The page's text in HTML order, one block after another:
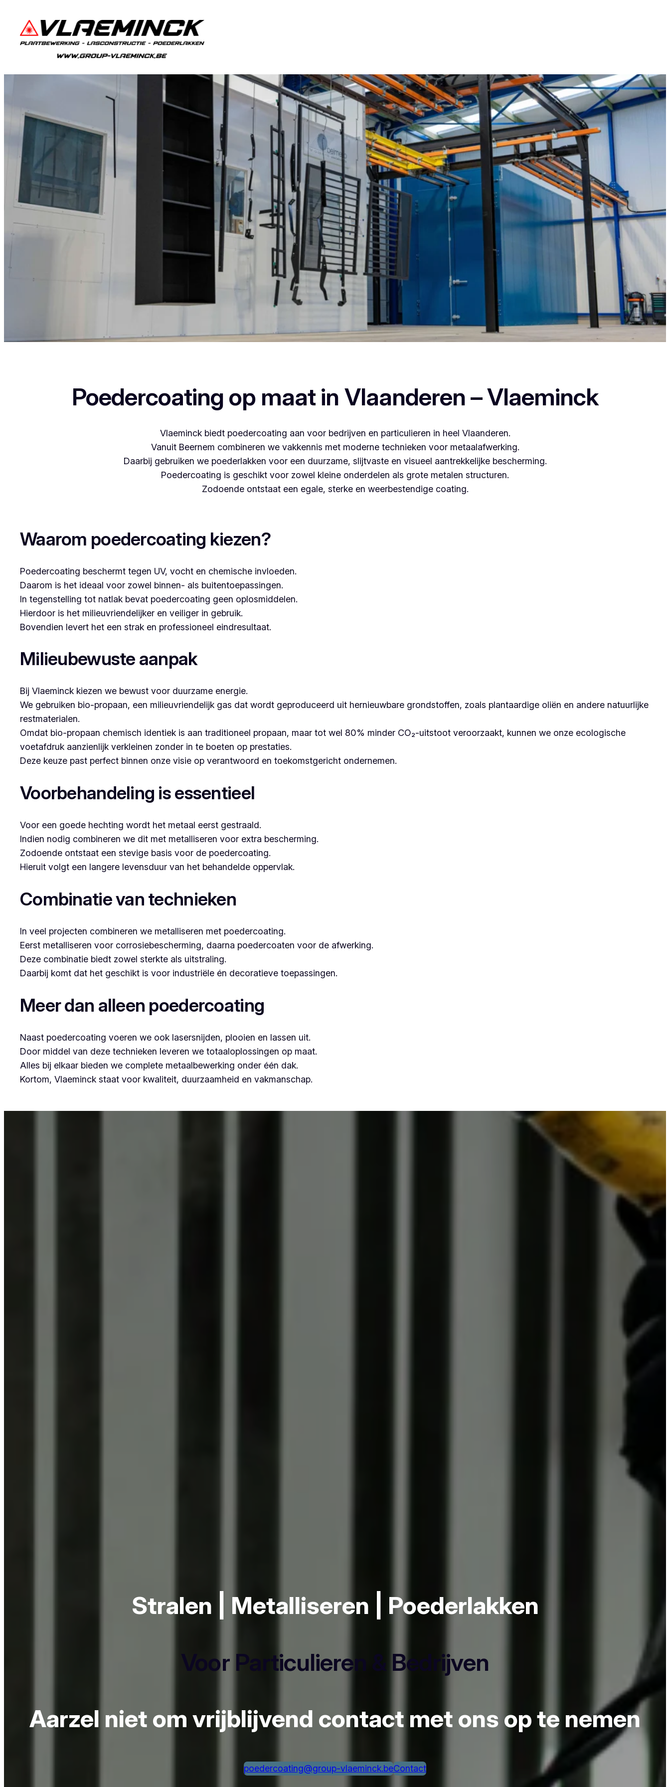
Poedercoating op maat in Vlaanderen – Vlaeminck
Vlaeminck biedt poedercoating aan voor bedrijven en particulieren in heel Vlaanderen.
Vanuit Beernem combineren we vakkennis met moderne technieken voor metaalafwerking.
Daarbij gebruiken we poederlakken voor een duurzame, slijtvaste en visueel aantrekkelijke bescherming.
Poedercoating is geschikt voor zowel kleine onderdelen als grote metalen structuren.
Zodoende ontstaat een egale, sterke en weerbestendige coating.
Waarom poedercoating kiezen?
Poedercoating beschermt tegen UV, vocht en chemische invloeden.
Daarom is het ideaal voor zowel binnen- als buitentoepassingen.
In tegenstelling tot natlak bevat poedercoating geen oplosmiddelen.
Hierdoor is het milieuvriendelijker en veiliger in gebruik.
Bovendien levert het een strak en professioneel eindresultaat.
Milieubewuste aanpak
Bij Vlaeminck kiezen we bewust voor duurzame energie.
We gebruiken bio-propaan, een milieuvriendelijk gas dat wordt geproduceerd uit hernieuwbare grondstoffen, zoals plantaardige oliën en andere natuurlijke
restmaterialen.
Omdat bio-propaan chemisch identiek is aan traditioneel propaan, maar tot wel 80% minder CO₂-uitstoot veroorzaakt, kunnen we onze ecologische
voetafdruk aanzienlijk verkleinen zonder in te boeten op prestaties.
Deze keuze past perfect binnen onze visie op verantwoord en toekomstgericht ondernemen.
Voorbehandeling is essentieel
Voor een goede hechting wordt het metaal eerst gestraald.
Indien nodig combineren we dit met metalliseren voor extra bescherming.
Zodoende ontstaat een stevige basis voor de poedercoating.
Hieruit volgt een langere levensduur van het behandelde oppervlak.
Combinatie van technieken
In veel projecten combineren we metalliseren met poedercoating.
Eerst metalliseren voor corrosiebescherming, daarna poedercoaten voor de afwerking.
Deze combinatie biedt zowel sterkte als uitstraling.
Daarbij komt dat het geschikt is voor industriële én decoratieve toepassingen.
Meer dan alleen poedercoating
Naast poedercoating voeren we ook lasersnijden, plooien en lassen uit.
Door middel van deze technieken leveren we totaaloplossingen op maat.
Alles bij elkaar bieden we complete metaalbewerking onder één dak.
Kortom, Vlaeminck staat voor kwaliteit, duurzaamheid en vakmanschap.
Stralen | Metalliseren | Poederlakken
Voor Particulieren & Bedrijven
Aarzel niet om vrijblijvend contact met ons op te nemen
poedercoating@group-vlaeminck.beContact